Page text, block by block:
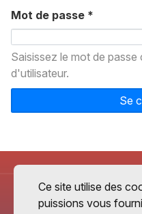
Mot de passe *
Saisissez le mot de
d'utilisateur.
Se
Ce site utilise des
puissions vous